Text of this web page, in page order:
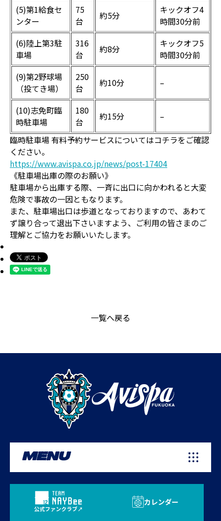
(5)第1給食セ
ンター
75
台
約5分
キックオフ4
時間30分前
(6)陸上第3駐
車場
316
台
約8分
キックオフ5
時間30分前
(9)第2野球場
（投てき場）
250
台
約10分 –
(10)志免町臨
時駐車場
180
台
約15分
–
臨時駐車場 有料予約サービスについてはコチラをご確認
ください。
https://www.avispa.co.jp/news/post-17404
《駐車場出庫の際のお願い》
駐車場から出庫する際、一斉に出口に向かわれると大変
危険で事故の一因ともなります。
また、駐車場出口は歩道となっておりますので、あわて
ず譲り合って退出下さいますよう、ご利用の皆さまのご
理解とご協力をお願いいたします。
一覧へ戻る
MENU
公式ファンクラブ
カレンダー